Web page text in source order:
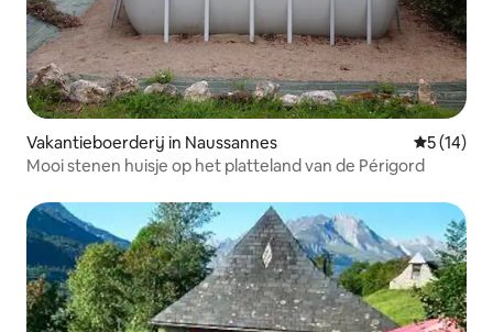
Vakantieboerderij in Naussannes
5 (14)
Mooi stenen huisje op het platteland van de Périgord